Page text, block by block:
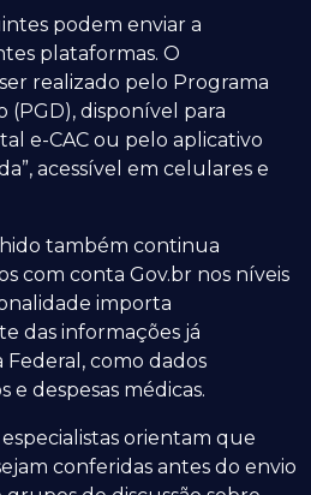
podem enviar a
plataformas. O
realizado pelo Programa
(PGD), disponível para
e-CAC ou pelo aplicativo
acessível em celulares e
também continua
com conta Gov.br nos níveis
importa
das informações já
Federal, como dados
e despesas médicas.
orientam que
conferidas antes do envio